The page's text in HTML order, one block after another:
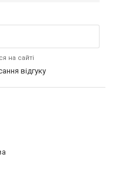
на сайті
відгуку